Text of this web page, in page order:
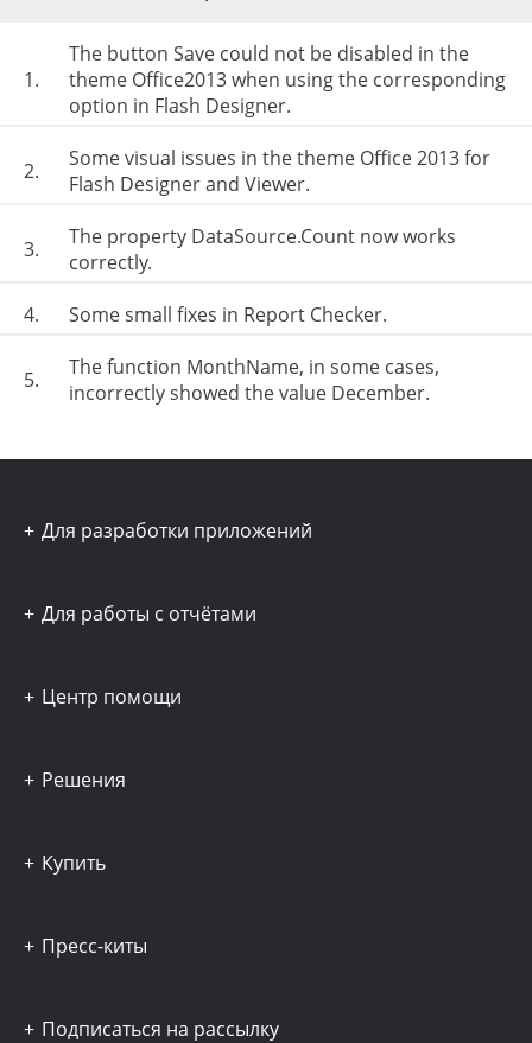
1.
The button Save could not be disabled in the
theme Office2013 when using the corresponding
option in Flash Designer.
2.
Some visual issues in the theme Office 2013 for
Flash Designer and Viewer.
3.
The property DataSource.Count now works
correctly.
4.
Some small fixes in Report Checker.
5.
The function MonthName, in some cases,
incorrectly showed the value December.
Для разработки приложений
Для работы с отчётами
Центр помощи
Решения
Купить
Пресс-киты
Подписаться на рассылку